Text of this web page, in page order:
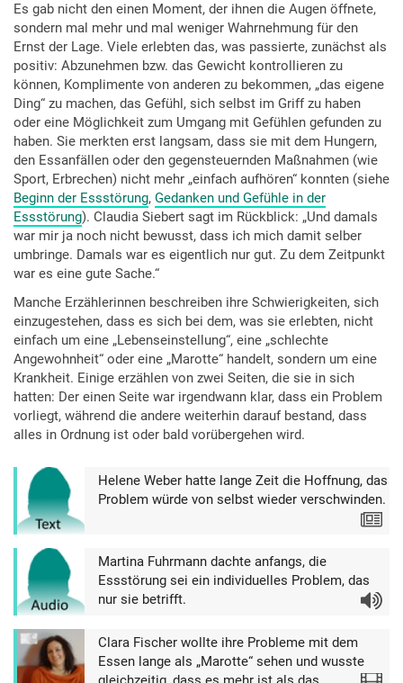
Es gab nicht den einen Moment, der ihnen die Augen öffnete,
sondern mal mehr und mal weniger Wahrnehmung für den
Ernst der Lage. Viele erlebten das, was passierte, zunächst als
positiv: Abzunehmen bzw. das Gewicht kontrollieren zu
können, Komplimente von anderen zu bekommen, „das eigene
Ding“ zu machen, das Gefühl, sich selbst im Griff zu haben
oder eine Möglichkeit zum Umgang mit Gefühlen gefunden zu
haben. Sie merkten erst langsam, dass sie mit dem Hungern,
den Essanfällen oder den gegensteuernden Maßnahmen (wie
Sport, Erbrechen) nicht mehr „einfach aufhören“ konnten (siehe
Beginn der Essstörung, Gedanken und Gefühle in der
Essstörung). Claudia Siebert sagt im Rückblick: „Und damals
war mir ja noch nicht bewusst, dass ich mich damit selber
umbringe. Damals war es eigentlich nur gut. Zu dem Zeitpunkt
war es eine gute Sache.“
Manche Erzählerinnen beschreiben ihre Schwierigkeiten, sich
einzugestehen, dass es sich bei dem, was sie erlebten, nicht
einfach um eine „Lebenseinstellung“, eine „schlechte
Angewohnheit“ oder eine „Marotte“ handelt, sondern um eine
Krankheit. Einige erzählen von zwei Seiten, die sie in sich
hatten: Der einen Seite war irgendwann klar, dass ein Problem
vorliegt, während die andere weiterhin darauf bestand, dass
alles in Ordnung ist oder bald vorübergehen wird.
Helene Weber hatte lange Zeit die Hoffnung, das
Problem würde von selbst wieder verschwinden.
Martina Fuhrmann dachte anfangs, die
Essstörung sei ein individuelles Problem, das
nur sie betrifft.
Clara Fischer wollte ihre Probleme mit dem
Essen lange als „Marotte“ sehen und wusste